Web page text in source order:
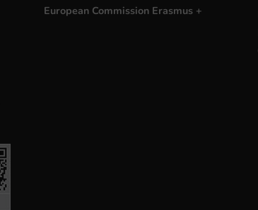
European Commission Erasmus +